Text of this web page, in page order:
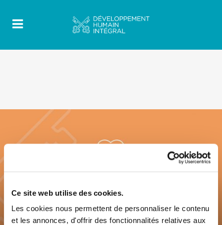
Ce site web utilise des cookies.
Les cookies nous permettent de personnaliser le contenu
et les annonces, d'offrir des fonctionnalités relatives aux